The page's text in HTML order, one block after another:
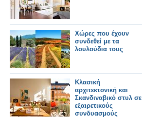
Χώρες που έχουν
συνδεθεί με τα
λουλούδια τους
Κλασική
αρχιτεκτονική και
Σκανδιναβικό στυλ σε
εξαιρετικούς
συνδυασμούς